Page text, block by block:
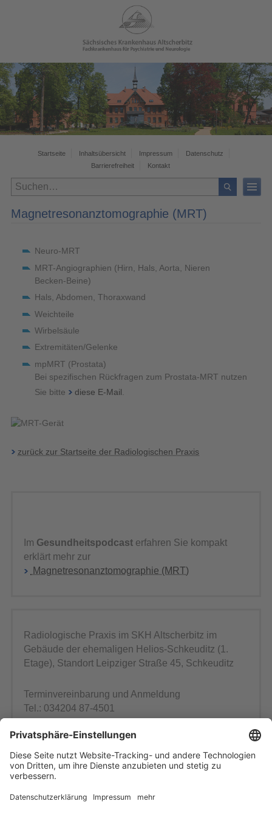
Startseite Inhaltsübersicht Impressum
Datenschutz
Barrierefreiheit
Kontakt
Magnetresonanztomographie (MRT)
Neuro-MRT
MRT-Angiographien (Hirn, Hals, Aorta, Nieren
Becken-Beine)
Hals, Abdomen, Thoraxwand
Weichteile
Wirbelsäule
Extremitäten/Gelenke
mpMRT (Prostata)
Bei spezifischen Rückfragen zum Prostata-MRT nutzen
Sie bitte
diese E-Mail
zurück zur Startseite der Radiologischen Praxis
Im Gesundheitspodcast erfahren Sie kompakt
erklärt mehr zur
Magnetresonanztomographie (MRT)
Radiologische Praxis im SKH Altscherbitz im
Gebäude der ehemaligen Helios-Schkeuditz (1.
Etage), Standort Leipziger Straße 45, Schkeuditz
Terminvereinbarung und Anmeldung
Tel.: 034204 87-4501
Chefarzt
Dr. med. André Lachnitt